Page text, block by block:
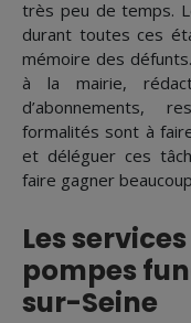
très peu de temps.
durant toutes ces
mémoire des
à la mairie,
d’abonnements,
formalités sont à
et déléguer ces
faire gagner
Les
pompes
sur-Seine